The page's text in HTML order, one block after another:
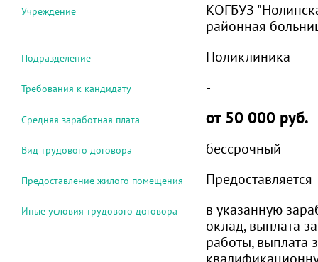
Учреждение
КОГБУЗ
районная
Подразделение Поликлиника
Требования к кандидату -
Средняя заработная плата от 50 000 руб.
Вид трудового договора бессрочный
Предоставление жилого помещения Предоставляется
Иные условия трудового договора
в указанную
оклад, выплата
работы, выплата